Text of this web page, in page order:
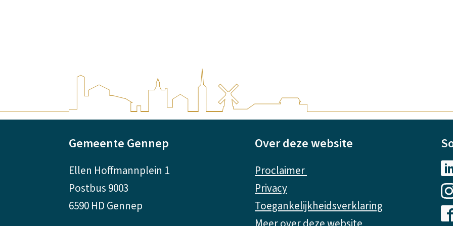
Gemeente Gennep
Ellen Hoffmannplein 1
Postbus 9003
6590 HD Gennep
Over deze website
Proclaimer
Privacy
Toegankelijkheidsverklaring